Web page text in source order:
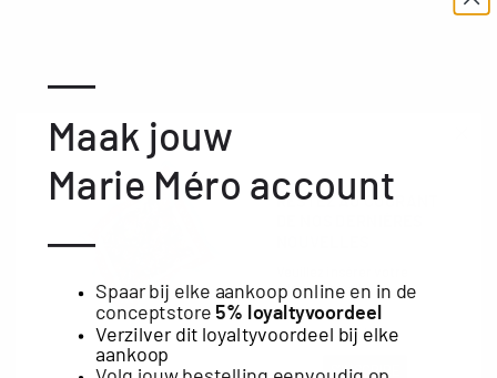
Complétez votre look
AJOUTER AU PANIER
RESTEZ AU COURANT
adresse email
S'INSCRIRE
—
Maak jouw
Marie Méro account
—
Spaar bij elke aankoop online en in de
conceptstore 5% loyaltyvoordeel
Verzilver dit loyaltyvoordeel bij elke
aankoop